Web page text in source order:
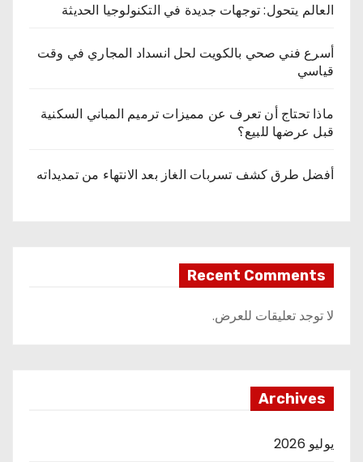
العالم يتحول: توجهات جديدة في التكنولوجيا الحديثة
أسرع فني صحي بالكويت لحل انسداد المجاري في وقت
قياسي
ماذا تحتاج أن تعرف عن مميزات ترميم المباني السكنية
قبل عرضها للبيع؟
أفضل طرق كشف تسربات الغاز بعد الانتهاء من تمديداته
Recent Comments
لا توجد تعليقات للعرض.
Archives
يوليو 2026